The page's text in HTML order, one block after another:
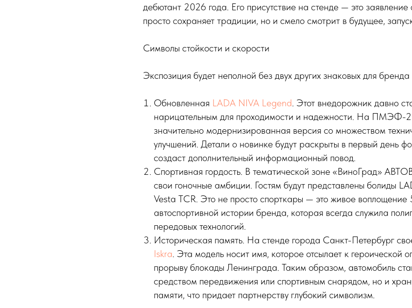
дебютант 2026 года. Его присутствие на стенде — это
просто сохраняет традиции, но и смело смотрит в будущее,
Символы стойкости и скорости
Экспозиция будет неполной без двух других знаковых для
Обновленная LADA NIVA Legend. Этот внедорожник давно
нарицательным для проходимости и надежности. На ПМЭФ-
значительно модернизированная версия со множеством
улучшений. Детали о новинке будут раскрыты в первый день
создаст дополнительный информационный повод.
Спортивная гордость. В тематической зоне «ВиноГрад»
свои гоночные амбиции. Гостям будут представлены болиды
Vesta TCR. Это не просто спорткары — это живое воплощение
автоспортивной истории бренда, которая всегда служила
передовых технологий.
Историческая память. На стенде города Санкт-Петербург
Iskra. Эта модель носит имя, которое отсылает к героической
прорыву блокады Ленинграда. Таким образом, автомобиль
средством передвижения или спортивным снарядом, но и
памяти, что придает партнерству глубокий символизм.